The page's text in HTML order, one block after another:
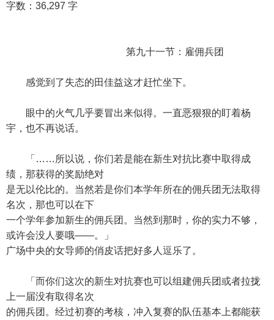
字数：36,297 字
第九十一节：雇佣兵团
感觉到了失态的田佳益这才赶忙坐下。
眼中的火气几乎要冒出来似得。一直恶狠狠的盯着杨
宇，也不再说话。
「……所以说，你们若是能在新生对抗比赛中取得成
绩，那获得的奖励绝对
是无以伦比的。当然若是你们本学年所在的佣兵团无法取得
名次，那也可以在下
一个学年参加新生的佣兵团。当然到那时，你的实力不够，
或许会没人要哦——。」
广场中央的女导师的俏皮话把好多人逗乐了。
「而你们这次的新生对抗赛也可以组建佣兵团或者拉拢
上一届没有取得名次
的佣兵团。经过初赛的考核，冲入复赛的队伍基本上都能获